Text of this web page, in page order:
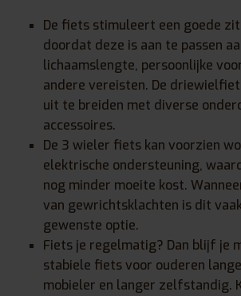
De fiets stimuleert een goede
doordat deze is aan te passen
lichaamslengte, persoonlijke
andere vereisten. De
uit te breiden met diverse
accessoires.
De 3 wieler fiets kan voorzien
elektrische ondersteuning,
nog minder moeite kost.
van gewrichtsklachten is dit
gewenste optie.
Fiets je regelmatig? Dan blijf je
stabiele fiets voor ouderen
mobieler en langer zelfstandig.